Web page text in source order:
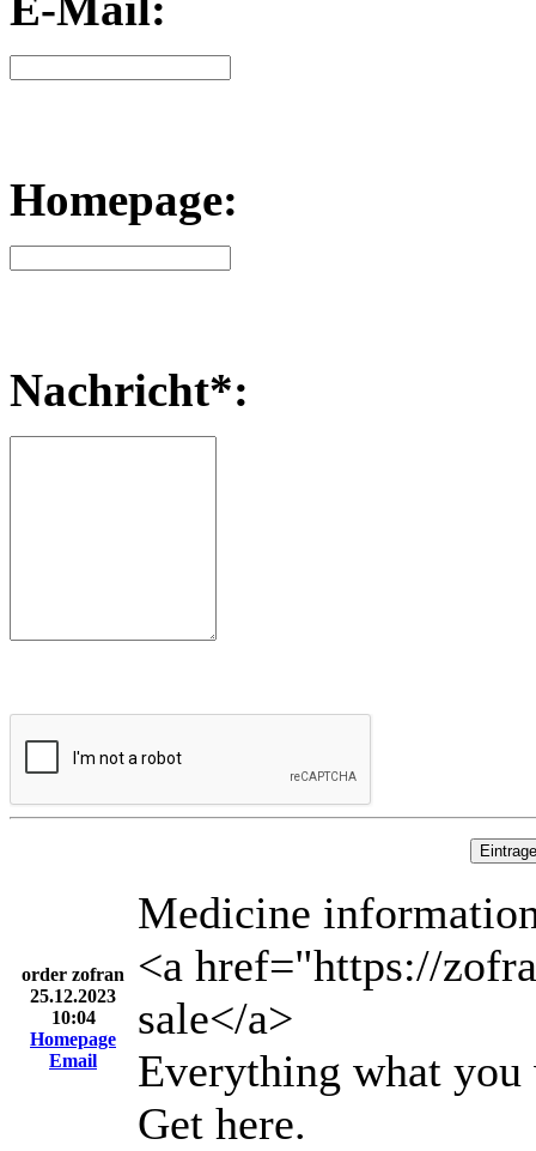
Homepage:
Nachricht*:
order zofran
25.12.2023
10:04
Homepage
Email
Medicine
<a href="https://
sale</a>
Everything what
Get here.